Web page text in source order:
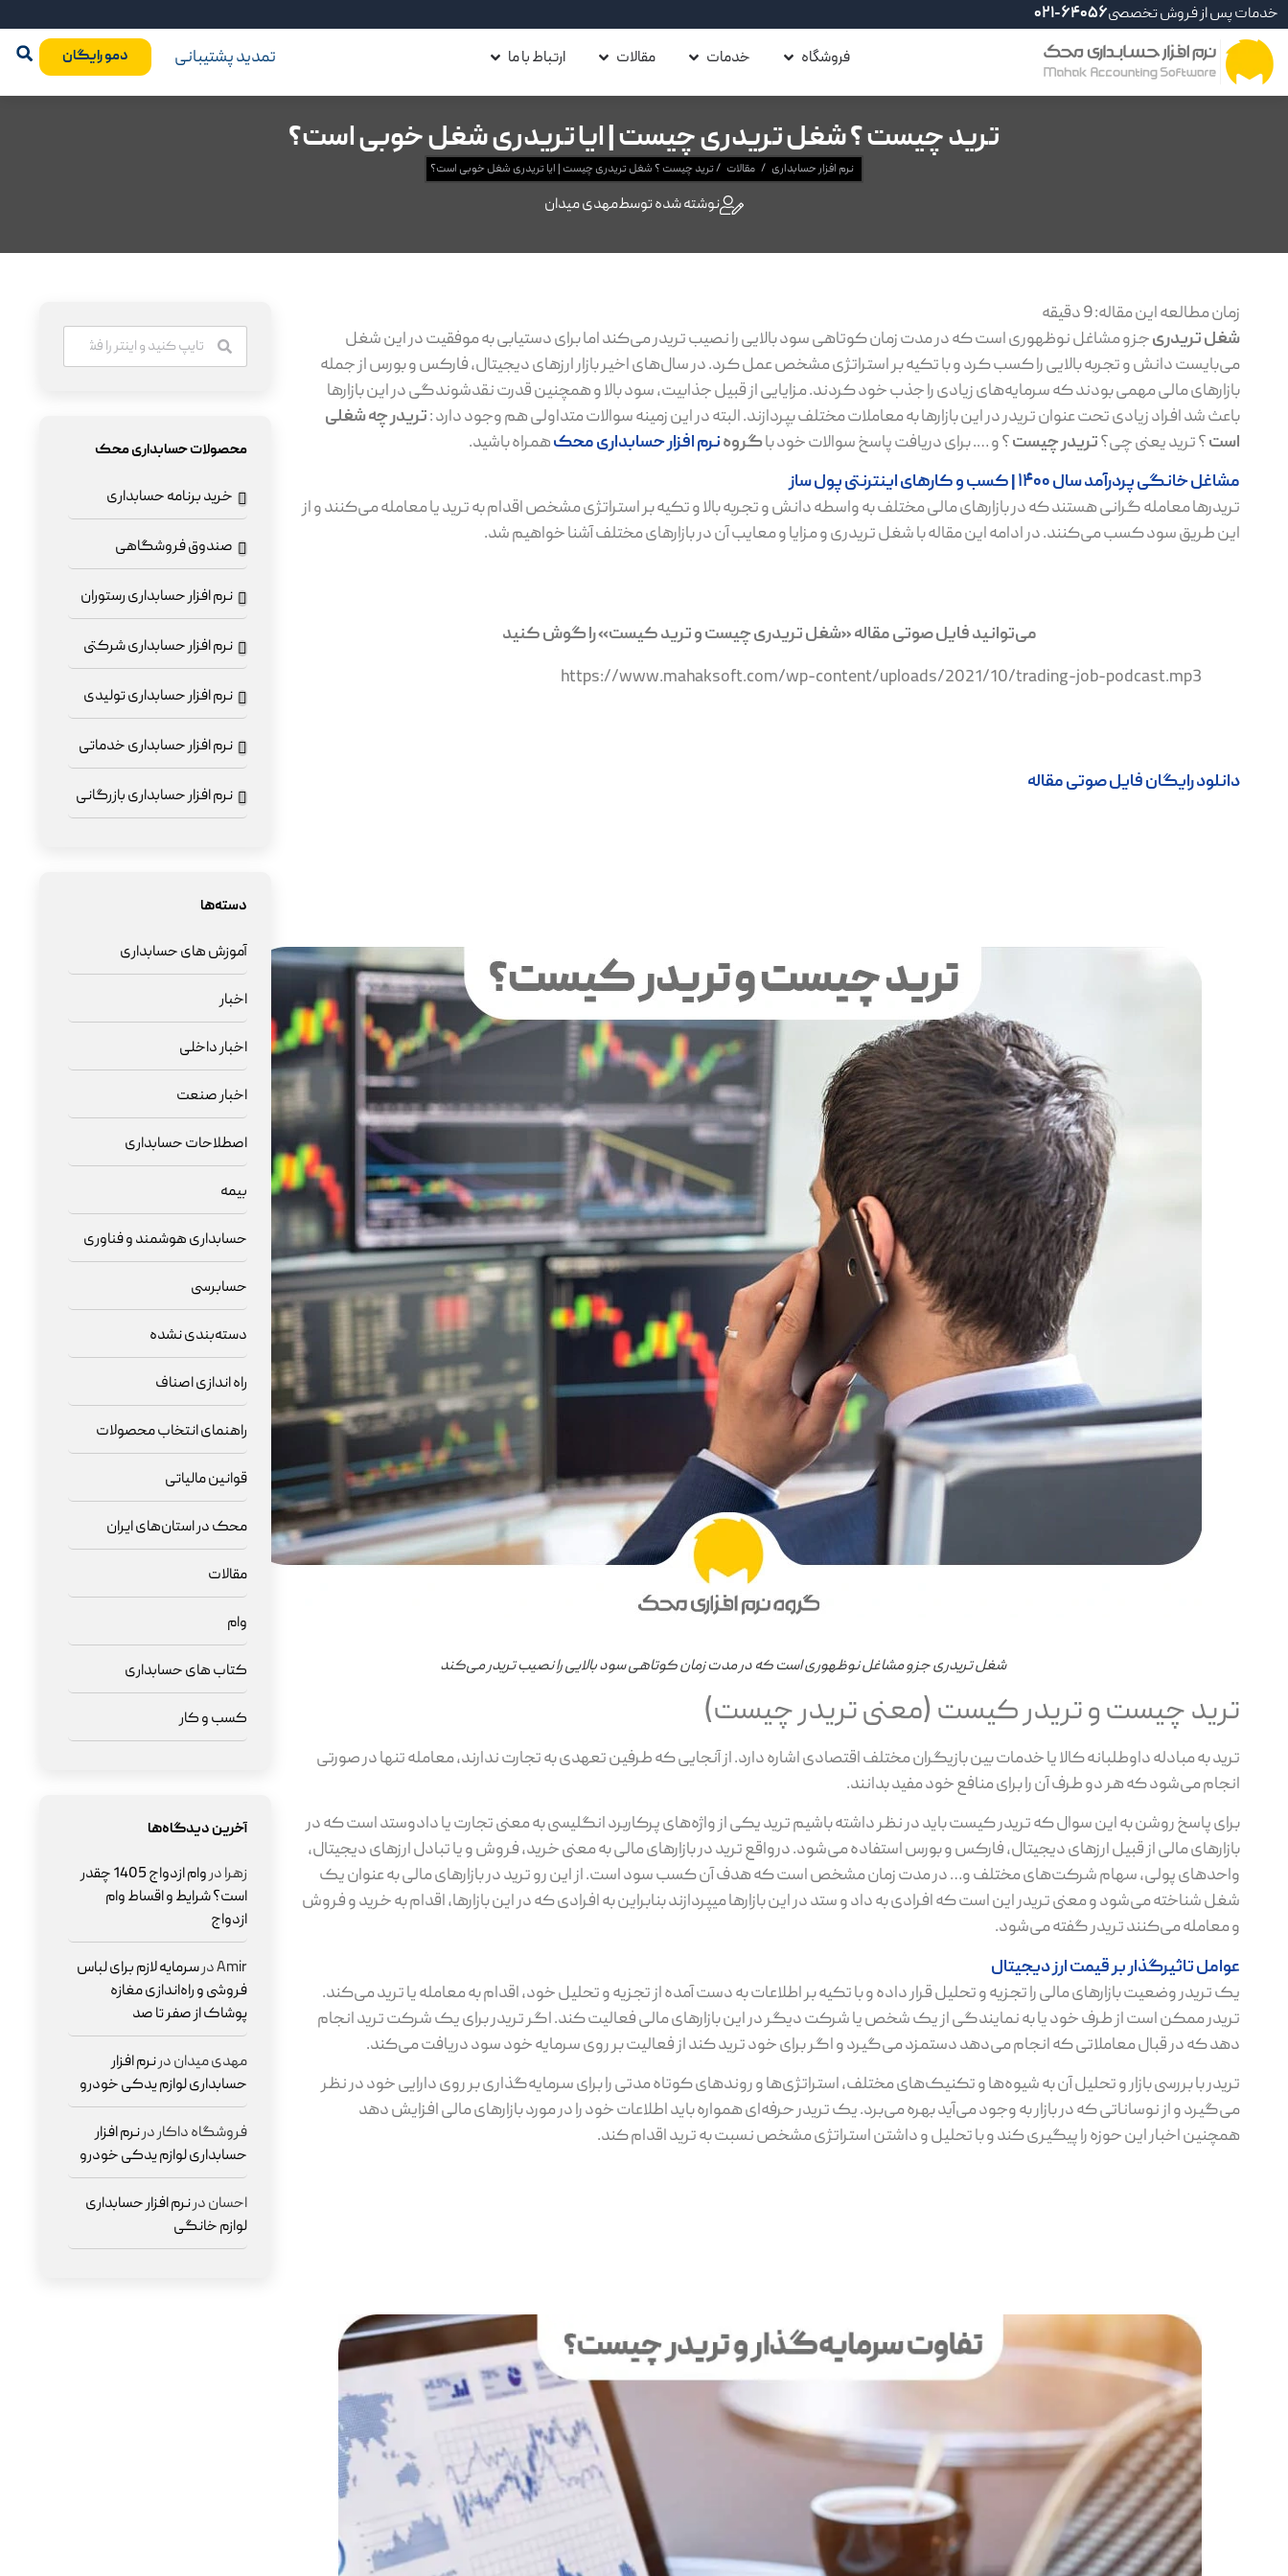
خدمات پس از فروش تخصصی021-64056
فروشگاه خدمات مقالات ارتباط با ما تمدید پشتیبانی دمو رایگان
ترید چیست ؟ شغل تریدری چیست | ایا تریدری شغل خوبی است؟
نرم افزار حسابداری / مقالات /ترید چیست ؟ شغل تریدری چیست | ایا تریدری شغل خوبی است؟
نوشته شده توسطمهدی میدان
زمان مطالعه این مقاله:9دقیقه
شغل تریدریجزو مشاغل نوظهوری است که در مدت زمان کوتاهی سود بالایی را نصیب تریدر می‌کند اما برای دستیابی به موفقیت در این شغل
می‌بایست دانش و تجربه بالایی را کسب کرد و با تکیه بر استراتژی مشخص عمل کرد. در سال‌های اخیر بازار ارزهای دیجیتال، فارکس و بورس از جمله
بازارهای مالی مهمی بودند که سرمایه‌های زیادی را جذب خود کردند. مزایایی از قبیل جذابیت، سود بالا و همچنین قدرت نقدشوندگی در این بازارها
باعث شد افراد زیادی تحت عنوان تریدر در این بازارها به معاملات مختلف بپردازند. البته در این زمینه سوالات متداولی هم وجود دارد :تریدر چه شغلی
است؟ ترید یعنی چی؟تریدر چیست؟ و …. برای دریافت پاسخ سوالات خود باگروهنرم افزار حسابداری محکهمراه باشید.
مشاغل خانگی پردرآمد سال 1400 | کسب و کارهای اینترنتی پول ساز
تریدرها معامله گرانی هستند که در بازارهای مالی مختلف به واسطه دانش و تجربه بالا و تکیه بر استراتژی مشخص اقدام به ترید یا معامله می‌کنند و از
این طریق سود کسب می‌کنند. در ادامه این مقاله با شغل تریدری و مزایا و معایب آن در بازارهای مختلف آشنا خواهیم شد.
می‌توانید فایل صوتی مقاله «شغل تریدری چیست و ترید کیست» را گوش کنید
https://www.mahaksoft.com/wp-content/uploads/2021/10/trading-job-podcast.mp3
دانلود رایگان فایل صوتی مقاله
شغل تریدری جزو مشاغل نوظهوری است که در مدت زمان کوتاهی سود بالایی را نصیب تریدر می‌کند
ترید چیست و تریدر کیست (معنی تریدر چیست)
ترید به مبادله داوطلبانه کالا یا خدمات بین بازیگران مختلف اقتصادی اشاره دارد. از آنجایی که طرفین تعهدی به تجارت ندارند، معامله تنها در صورتی
انجام می‌شود که هر دو طرف آن را برای منافع خود مفید بدانند.
برای پاسخ روشن به این سوال که تریدر کیست باید در نظر داشته باشیم ترید یکی از واژه‌های پرکاربرد انگلیسی به معنی تجارت یا دادوستد است که در
بازارهای مالی از قبیل ارزهای دیجیتال، فارکس و بورس استفاده می‌شود. درواقع ترید در بازارهای مالی به معنی خرید، فروش و یا تبادل ارزهای دیجیتال،
واحدهای پولی، سهام شرکت‌های مختلف و… در مدت زمان مشخص است که هدف آن کسب سود است. از این رو ترید در بازارهای مالی به عنوان یک
شغل شناخته می‌شود و معنی تریدر این است که افرادی به داد و ستد در این بازارها میپردازند بنابراین به افرادی که در این بازارها، اقدام به خرید و فروش
و معامله می‌کنند تریدر گفته می‌شود.
عوامل تاثیرگذار بر قیمت ارز دیجیتال
یک تریدر وضعیت بازارهای مالی را تجزیه و تحلیل قرار داده و با تکیه بر اطلاعات به دست آمده از تجزیه و تحلیل خود، اقدام به معامله یا ترید می‌کند.
تریدر ممکن است از طرف خود یا به نمایندگی از یک شخص یا شرکت دیگر در این بازارهای مالی فعالیت کند. اگر تریدر برای یک شرکت ترید انجام
دهد که در قبال معاملاتی که انجام می‌دهد دستمزد می‌گیرد و اگر برای خود ترید کند از فعالیت بر روی سرمایه خود سود دریافت می‌کند.
تریدر با بررسی بازار و تحلیل آن به شیوه‌ها و تکنیک‌های مختلف، استراتژی‌ها و روندهای کوتاه مدتی را برای سرمایه‌گذاری بر روی دارایی خود در نظر
می‌گیرد و از نوساناتی که در بازار به وجود می‌آید بهره می‌برد. یک تریدر حرفه‌ای همواره باید اطلاعات خود را در مورد بازارهای مالی افزایش دهد
همچنین اخبار این حوزه را پیگیری کند و با تحلیل و داشتن استراتژی مشخص نسبت به ترید اقدام کند.
محصولات حسابداری محک
خرید برنامه حسابداری
صندوق فروشگاهی
نرم افزار حسابداری رستوران
نرم افزار حسابداری شرکتی
نرم افزار حسابداری تولیدی
نرم افزار حسابداری خدماتی
نرم افزار حسابداری بازرگانی
دسته‌ها
آموزش های حسابداری
اخبار
اخبار داخلی
اخبار صنعت
اصطلاحات حسابداری
بیمه
حسابداری هوشمند و فناوری
حسابرسی
دسته‌بندی نشده
راه اندازی اصناف
راهنمای انتخاب محصولات
قوانین مالیاتی
محک در استان‌های ایران
مقالات
وام
کتاب های حسابداری
کسب و کار
آخرین دیدگاه‌ها
زهرادر
وام ازدواج 1405 چقدر
است؟ شرایط و اقساط وام
ازدواج
Amirدرسرمایه لازم برای لباس
فروشی و راه‌اندازی مغازه
پوشاک از صفر تا صد
مهدی میداندرنرم افزار
حسابداری لوازم یدکی خودرو
فروشگاه داکاردرنرم افزار
حسابداری لوازم یدکی خودرو
احساندرنرم افزار حسابداری
لوازم خانگی